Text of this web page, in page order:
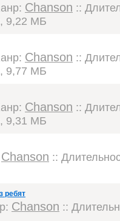
Chanson ::
9,22 МБ
Chanson ::
9,77 МБ
Chanson ::
9,31 МБ
Chanson ::
ребят
Chanson ::